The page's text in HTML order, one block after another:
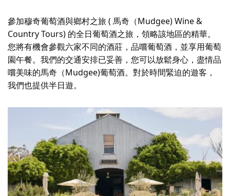
參加穆奇葡萄酒與鄉村之旅 ( 馬奇（Mudgee) Wine &
Country Tours) 的全日葡萄酒之旅，領略該地區的精華。
您將有機會參觀六家不同的酒莊，品嚐葡萄酒，並享用葡萄
園午餐。我們的交通安排已妥善，您可以放鬆身心，盡情品
嚐美味的馬奇（Mudgee)葡萄酒。對於時間緊迫的遊客，
我們也提供半日遊。